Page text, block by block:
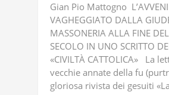
Gian Pio Mattogno
VAGHEGGIATO DALLA
MASSONERIA ALLA FINE
SECOLO IN UNO SCRITTO
«CIVILTÀ CATTOLICA» La
vecchie annate della fu
gloriosa rivista dei gesuiti